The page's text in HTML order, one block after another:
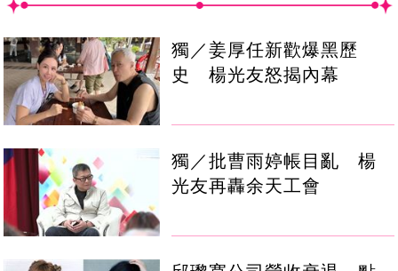
獨／姜厚任新歡爆黑歷
史 楊光友怒揭內幕
獨／批曹雨婷帳目亂 楊
光友再轟余天工會